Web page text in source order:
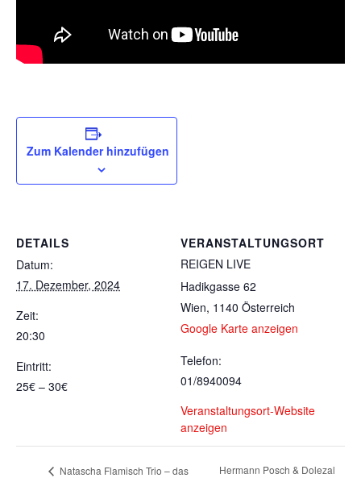
Zum Kalender hinzufügen
DETAILS
Datum:
17. Dezember, 2024
Zeit:
20:30
Eintritt:
25€ – 30€
VERANSTALTUNGSORT
REIGEN LIVE
Hadikgasse 62
Wien, 1140 Österreich
Google Karte anzeigen
Telefon:
01/8940094
Veranstaltungsort-Website
anzeigen
Natascha Flamisch Trio – das
Hermann Posch & Dolezal